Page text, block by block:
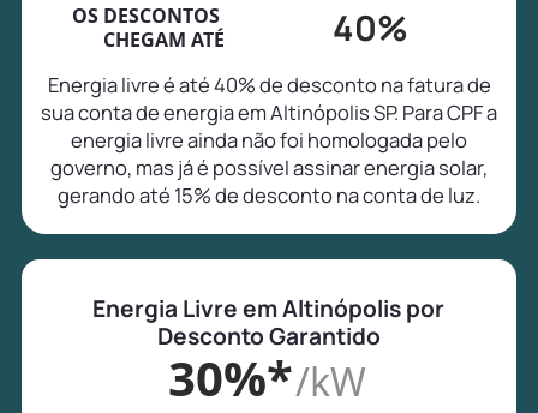
OS DESCONTOS
CHEGAM ATÉ
40%
Energia livre é até 40% de desconto na fatura de
sua conta de energia em Altinópolis SP. Para CPF a
energia livre ainda não foi homologada pelo
governo, mas já é possível assinar energia solar,
gerando até 15% de desconto na conta de luz.
Energia Livre em Altinópolis por
Desconto Garantido
30%*/kW